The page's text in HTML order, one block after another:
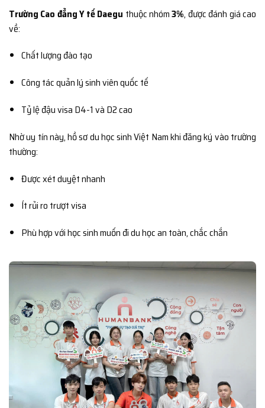
Trường Cao đẳng Y tế Daegu thuộc nhóm3%, được đánh giá cao
về:
Chất lượng đào tạo
Công tác quản lý sinh viên quốc tế
Tỷ lệ đậu visa D4-1 và D2 cao
Nhờ uy tín này, hồ sơ du học sinh Việt Nam khi đăng ký vào trường
thường:
Được xét duyệt nhanh
Ít rủi ro trượt visa
Phù hợp với học sinh muốn đi du học an toàn, chắc chắn